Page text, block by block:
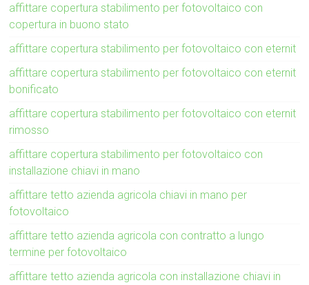
affittare copertura stabilimento per fotovoltaico con
copertura in buono stato
affittare copertura stabilimento per fotovoltaico con eternit
affittare copertura stabilimento per fotovoltaico con eternit
bonificato
affittare copertura stabilimento per fotovoltaico con eternit
rimosso
affittare copertura stabilimento per fotovoltaico con
installazione chiavi in mano
affittare tetto azienda agricola chiavi in mano per
fotovoltaico
affittare tetto azienda agricola con contratto a lungo
termine per fotovoltaico
affittare tetto azienda agricola con installazione chiavi in